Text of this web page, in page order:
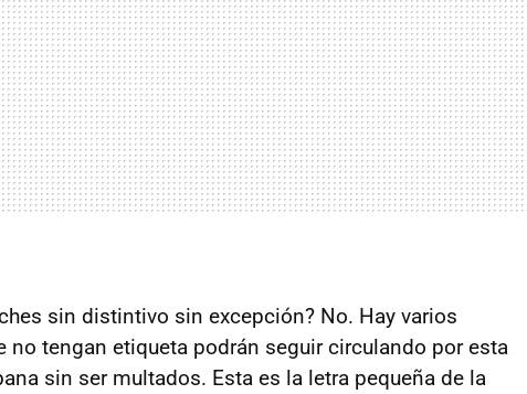
sin distintivo sin excepción? No. Hay varios
no tengan etiqueta podrán seguir circulando por esta
sin ser multados. Esta es la letra pequeña de la